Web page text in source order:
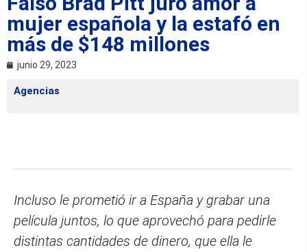
mujer española y la estafó en
más de $148 millones
junio 29, 2023
Agencias
Incluso le prometió ir a España y grabar una
película juntos, lo que aprovechó para pedirle
distintas cantidades de dinero, que ella le